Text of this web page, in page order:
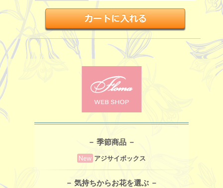
－ 季節商品 －
New アジサイボックス
－ 気持ちからお花を選ぶ －